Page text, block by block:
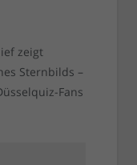
zeigt
Sternbilds –
Fans